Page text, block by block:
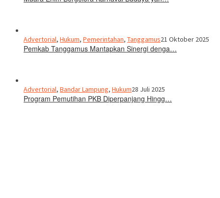
Advertorial, Hukum, Pemerintahan, Tanggamus21 Oktober 2025
Pemkab Tanggamus Mantapkan Sinergi denga…
Advertorial, Bandar Lampung, Hukum28 Juli 2025
Program Pemutihan PKB Diperpanjang Hingg…